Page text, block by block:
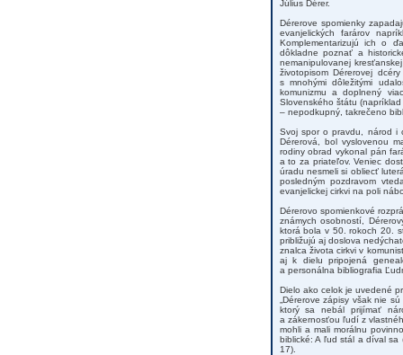
Július Dérer.
Dérerove spomienky
evanjelických farárov
Komplementarizujú ich o
dôkladne poznať a
nemanipulovanej
životopisom Dérerovej
s mnohými dôležitými
komunizmu a doplnený
Slovenského štátu
– nepodkupný, takrečeno
Svoj spor o pravdu, národ i
Dérerová, bol vyslovenou
rodiny obrad vykonal pán
a to za priateľov. Veniec
úradu nesmeli si obliecť
posledným pozdravom
evanjelickej cirkvi na poli
Dérerovo spomienkové
známych osobností,
ktorá bola v 50. rokoch 20.
približujú aj doslova
znalca života cirkvi v
aj k dielu pripojená
a personálna bibliografia
Dielo ako celok je uvedené
„Dérerove zápisy však nie
ktorý sa nebál prijímať
a zákernosťou ľudí z
mohli a mali morálnu
biblické: A ľud stál a díval sa
17).